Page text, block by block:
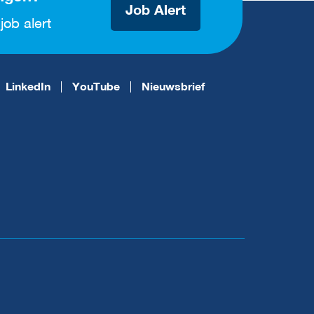
alert
Job Alert
LinkedIn YouTube Nieuwsbrief